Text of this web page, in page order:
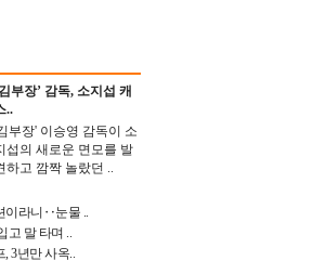
부장’ 감독, 소지섭 캐
..
부장' 이승영 감독이 소
섭의 새로운 면모를 발
하고 깜짝 놀랐던 ..
이라니‥눈물 ..
고 말 타며 ..
, 3년만 사옥..